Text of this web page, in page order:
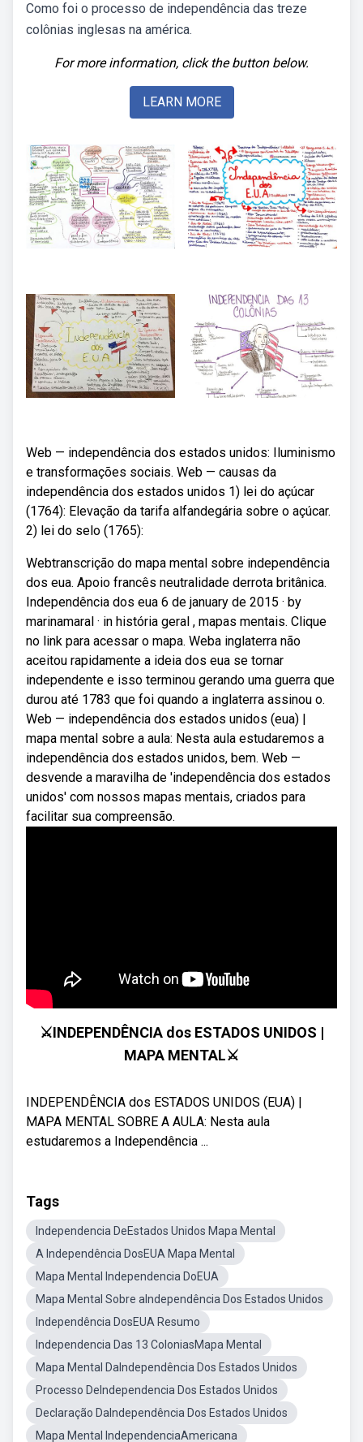
Como foi o processo de independência das treze
colônias inglesas na américa.
For more information, click the button below.
LEARN MORE
Web — independência dos estados unidos: Iluminismo
e transformações sociais. Web — causas da
independência dos estados unidos 1) lei do açúcar
(1764): Elevação da tarifa alfandegária sobre o açúcar.
2) lei do selo (1765):
Webtranscrição do mapa mental sobre independência
dos eua. Apoio francês neutralidade derrota britânica.
Independência dos eua 6 de january de 2015 · by
marinamaral · in história geral , mapas mentais. Clique
no link para acessar o mapa. Weba inglaterra não
aceitou rapidamente a ideia dos eua se tornar
independente e isso terminou gerando uma guerra que
durou até 1783 que foi quando a inglaterra assinou o.
Web — independência dos estados unidos (eua) |
mapa mental sobre a aula: Nesta aula estudaremos a
independência dos estados unidos, bem. Web —
desvende a maravilha de 'independência dos estados
unidos' com nossos mapas mentais, criados para
facilitar sua compreensão.
⚔INDEPENDÊNCIA dos ESTADOS UNIDOS |
MAPA MENTAL⚔
INDEPENDÊNCIA dos ESTADOS UNIDOS (EUA) |
MAPA MENTAL SOBRE A AULA: Nesta aula
estudaremos a Independência ...
Tags
Independencia DeEstados Unidos Mapa Mental
A Independência DosEUA Mapa Mental
Mapa Mental Independencia DoEUA
Mapa Mental Sobre aIndependência Dos Estados Unidos
Independência DosEUA Resumo
Independencia Das 13 ColoniasMapa Mental
Mapa Mental DaIndependência Dos Estados Unidos
Processo DeIndependencia Dos Estados Unidos
Declaração DaIndependência Dos Estados Unidos
Mapa Mental IndependenciaAmericana